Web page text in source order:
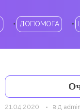
ДОПОМОГА
21.04.2020 від admin